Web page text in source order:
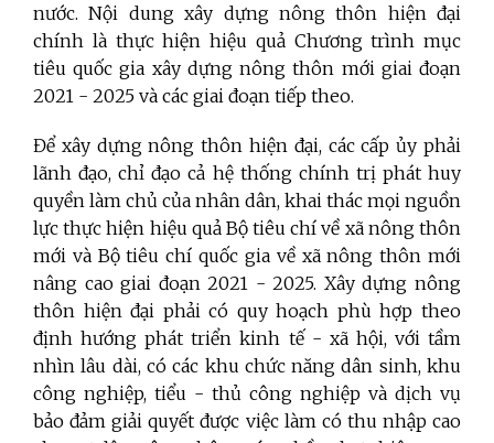
nước. Nội dung xây dựng nông thôn hiện đại
chính là thực hiện hiệu quả Chương trình mục
tiêu quốc gia xây dựng nông thôn mới giai đoạn
2021 - 2025 và các giai đoạn tiếp theo.
Để xây dựng nông thôn hiện đại, các cấp ủy phải
lãnh đạo, chỉ đạo cả hệ thống chính trị phát huy
quyền làm chủ của nhân dân, khai thác mọi nguồn
lực thực hiện hiệu quả Bộ tiêu chí về xã nông thôn
mới và Bộ tiêu chí quốc gia về xã nông thôn mới
nâng cao giai đoạn 2021 - 2025. Xây dựng nông
thôn hiện đại phải có quy hoạch phù hợp theo
định hướng phát triển kinh tế - xã hội, với tầm
nhìn lâu dài, có các khu chức năng dân sinh, khu
công nghiệp, tiểu - thủ công nghiệp và dịch vụ
bảo đảm giải quyết được việc làm có thu nhập cao